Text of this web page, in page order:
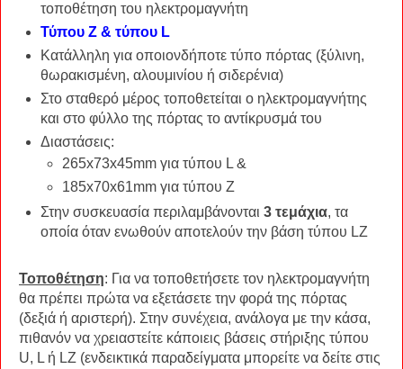
τοποθέτηση του ηλεκτρομαγνήτη
Τύπου Z & τύπου L
Κατάλληλη για οποιονδήποτε τύπο πόρτας (ξύλινη,
θωρακισμένη, αλουμινίου ή σιδερένια)
Στο σταθερό μέρος τοποθετείται ο ηλεκτρομαγνήτης
και στο φύλλο της πόρτας το αντίκρυσμά του
Διαστάσεις:
265x73x45mm για τύπου L &
185x70x61mm για τύπου Z
Στην συσκευασία περιλαμβάνονται 3 τεμάχια, τα
οποία όταν ενωθούν αποτελούν την βάση τύπου LZ
Τοποθέτηση: Για να τοποθετήσετε τον ηλεκτρομαγνήτη
θα πρέπει πρώτα να εξετάσετε την φορά της πόρτας
(δεξιά ή αριστερή). Στην συνέχεια, ανάλογα με την κάσα,
πιθανόν να χρειαστείτε κάποιεις βάσεις στήριξης τύπου
U, L ή LZ (ενδεικτικά παραδείγματα μπορείτε να δείτε στις